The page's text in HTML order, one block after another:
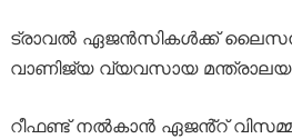
ട്രാവൽ ഏജൻസികൾക്ക്
വാണിജ്യ വ്യവസായ
റീഫണ്ട് നൽകാൻ ഏജൻ്റ്